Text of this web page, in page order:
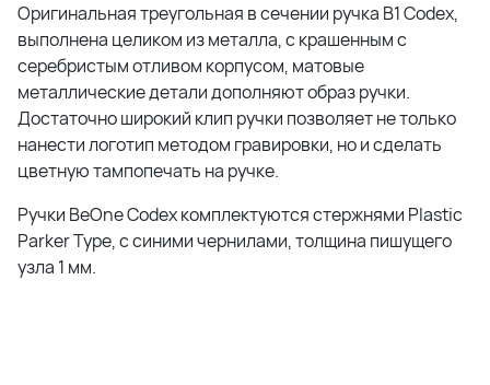
Оригинальная треугольная в сечении ручка B1 Codex,
выполнена целиком из металла, с крашенным с
серебристым отливом корпусом, матовые
металлические детали дополняют образ ручки.
Достаточно широкий клип ручки позволяет не только
нанести логотип методом гравировки, но и сделать
цветную тампопечать на ручке.
Ручки BeOne Codex комплектуются стержнями Plastic
Parker Type, с синими чернилами, толщина пишущего
узла 1 мм.